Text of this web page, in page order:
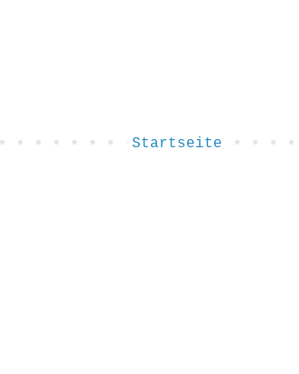
Startseite